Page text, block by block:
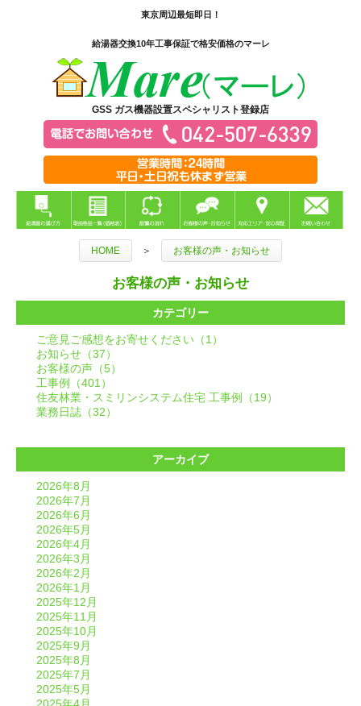
東京周辺最短即日！
給湯器交換10年工事保証で格安価格のマーレ
GSS ガス機器設置スペシャリスト登録店
HOME ＞ お客様の声・お知らせ
お客様の声・お知らせ
カテゴリー
ご意見ご感想をお寄せください（1）
お知らせ（37）
お客様の声（5）
工事例（401）
住友林業・スミリンシステム住宅 工事例（19）
業務日誌（32）
アーカイブ
2026年8月
2026年7月
2026年6月
2026年5月
2026年4月
2026年3月
2026年2月
2026年1月
2025年12月
2025年11月
2025年10月
2025年9月
2025年8月
2025年7月
2025年5月